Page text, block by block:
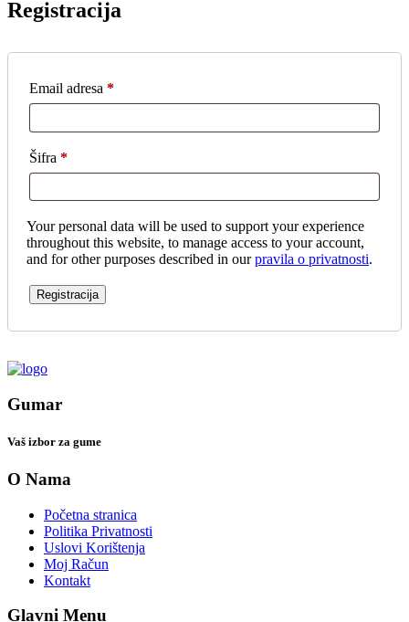
Registracija
Email adresa *
Šifra *
Your personal data will be used to support your experience
throughout this website, to manage access to your account,
and for other purposes described in ourpravila o privatnosti.
Registracija
Gumar
Vaš izbor za gume
O Nama
Početna stranica
Politika Privatnosti
Uslovi Korištenja
Moj Račun
Kontakt
Glavni Menu